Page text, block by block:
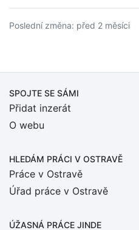
Poslední změna: před 2 měsíci
SPOJTE SE SÁMI
Přidat inzerát
O webu
HLEDÁM PRÁCI V OSTRAVĚ
Práce v Ostravě
Úřad práce v Ostravě
ÚŽASNÁ PRÁCE JINDE